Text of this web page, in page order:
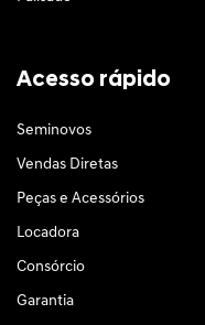
Acesso rápido
Seminovos
Vendas Diretas
Peças e Acessórios
Locadora
Consórcio
Garantia